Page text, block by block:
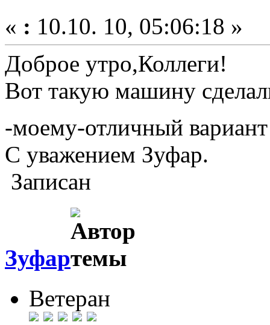
« : 10.10. 10, 05:06:18 »
Доброе утро,Коллеги!
Вот такую машину
-моему-отличный
С уважением Зуфар.
Записан
Зуфар
Ветеран